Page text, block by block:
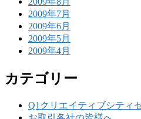
2009年7月
2009年6月
2009年5月
2009年4月
カテゴリー
Q1クリエイティブシティ